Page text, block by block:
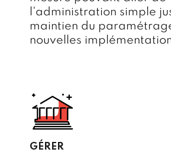
l'administration simple
maintien du
nouvelles
GÉRER